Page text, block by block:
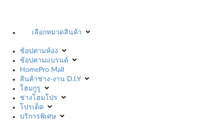
เลือกหมวดสินค้า
ช้อปตามห้อง
ช้อปตามแบรนด์
HomePro Mall
สินค้าช่าง-งาน D.I.Y
โฮมกูรู
ช่างโฮมโปร
โปรเด็ด
บริการพิเศษ